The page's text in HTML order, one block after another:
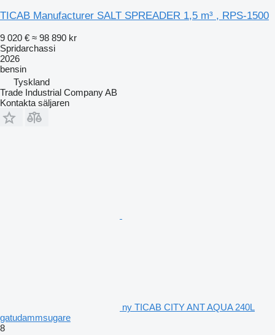
TICAB Manufacturer SALT SPREADER 1,5 m³ , RPS-1500
9 020 € ≈ 98 890 kr
Spridarchassi
2026
bensin
Tyskland
Trade Industrial Company AB
Kontakta säljaren
ny TICAB CITY ANT AQUA 240L
gatudammsugare
8